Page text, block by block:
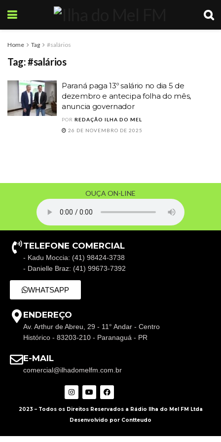
Home Tag #salários
Tag:#salários
Paraná paga 13º salário no dia 5 de
dezembro e antecipa folha do mês,
anuncia governador
POR REDAÇÃO ILHA DO MEL
26 DE NOVEMBRO DE 2025
OUÇA ON-LINE
TELEFONE COMERCIAL
- Kadu Moccia: (41) 98424-3738
- Danielle Braz: (41) 99673-7392
WHATSAPP
ENDEREÇO
Av. Arthur de Abreu, 29 - 11° Andar - Centro
Histórico - 83203-210 - Paranaguá - PR
E-MAIL
comercial@ilhadomelfm.com.br
2023 – Todos os Direitos Reservados a Rádio Ilha do Mel FM Ltda
Desenvolvido por Contteudo